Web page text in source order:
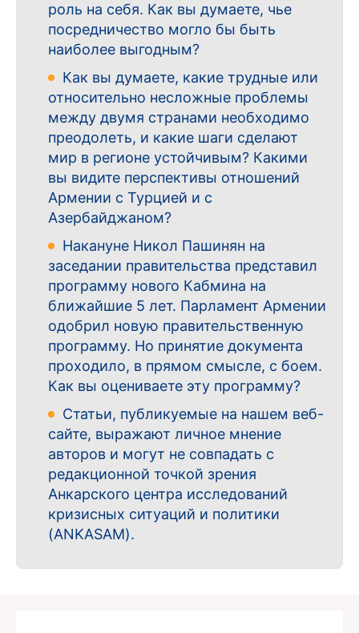
роль на себя. Как вы думаете, чье
посредничество могло бы быть
наиболее выгодным?
Как вы думаете, какие трудные или
относительно несложные проблемы
между двумя странами необходимо
преодолеть, и какие шаги сделают
мир в регионе устойчивым? Какими
вы видите перспективы отношений
Армении с Турцией и с
Азербайджаном?
Накануне Никол Пашинян на
заседании правительства представил
программу нового Кабмина на
ближайшие 5 лет. Парламент Армении
одобрил новую правительственную
программу. Но принятие документа
проходило, в прямом смысле, с боем.
Как вы оцениваете эту программу?
Статьи, публикуемые на нашем веб-
сайте, выражают личное мнение
авторов и могут не совпадать с
редакционной точкой зрения
Анкарского центра исследований
кризисных ситуаций и политики
(ANKASAM).